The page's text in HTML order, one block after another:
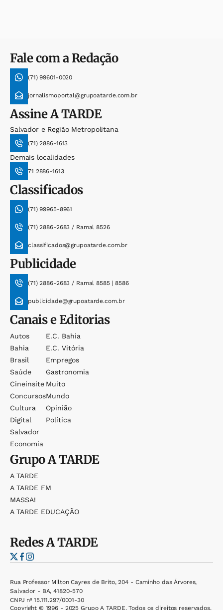
Fale com a Redação
(71) 99601-0020
jornalismoportal@grupoatarde.com.br
AssineA TARDE
Salvador e Região Metropolitana
(71) 2886-1613
Demais localidades
71 2886-1613
Classificados
(71) 99965-8961
(71) 2886-2683 / Ramal 8526
classificados@grupoatarde.com.br
Publicidade
(71) 2886-2683 / Ramal 8585 | 8586
publicidade@grupoatarde.com.br
Canais e Editorias
Autos
Bahia
Brasil
Saúde
Cineinsite
Concursos
Cultura
Digital
Salvador
Economia
E.c. Bahia
E.c. Vitória
Empregos
Gastronomia
Muito
Mundo
Opinião
Política
GrupoA TARDE
A TARDE
A TARDE FM
MASSA!
A TARDE EDUCAÇÃO
RedesA TARDE
Rua Professor Milton Cayres de Brito, 204 - Caminho das Árvores,
Salvador - BA, 41820-570
CNPJ nº 15.111.297/0001-30
Copyright © 1996 - 2025 Grupo A TARDE. Todos os direitos reservados.